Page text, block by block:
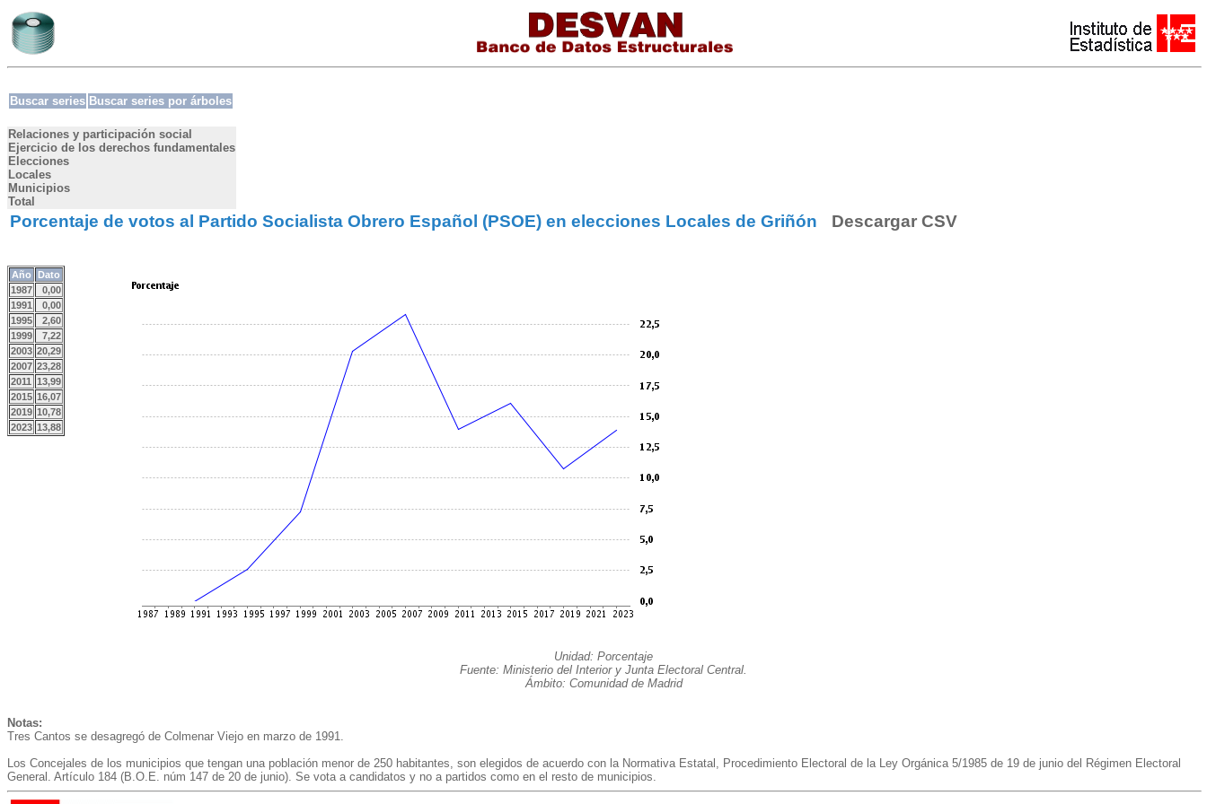
Buscar series Buscar series por árboles
Relaciones y participación social
Ejercicio de los derechos fundamentales
Elecciones
Locales
Municipios
Total
Porcentaje de votos al Partido Socialista Obrero Español (PSOE) en elecciones Locales de Griñón Descargar CSV
Año
Dato
1987
0,00
1991
0,00
1995
2,60
1999
7,22
2003 20,29
2007 23,28
2011 13,99
2015 16,07
2019 10,78
2023 13,88
Unidad: Porcentaje
Fuente: Ministerio del Interior y Junta Electoral Central.
Ámbito: Comunidad de Madrid
Notas:
Tres Cantos se desagregó de Colmenar Viejo en marzo de 1991.
Los Concejales de los municipios que tengan una población menor de 250 habitantes, son elegidos de acuerdo con la Normativa Estatal, Procedimiento Electoral de la Ley Orgánica 5/1985 de 19 de junio del Régimen Electoral
General. Artículo 184 (B.O.E. núm 147 de 20 de junio). Se vota a candidatos y no a partidos como en el resto de municipios.